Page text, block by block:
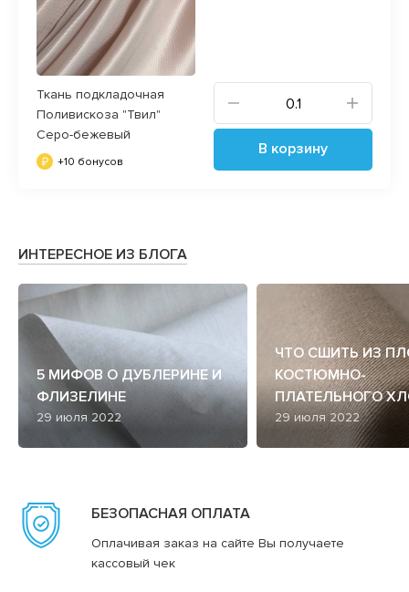
Ткань подкладочная
Поливискоза "Твил"
Серо-бежевый
+10 бонусов
В корзину
ИНТЕРЕСНОЕ ИЗ БЛОГА
5 МИФОВ О ДУБЛЕРИНЕ И
ФЛИЗЕЛИНЕ
29 июля 2022
ЧТО СШИТЬ ИЗ
КОСТЮМНО-
ПЛАТЕЛЬНОГО
29 июля 2022
БЕЗОПАСНАЯ ОПЛАТА
Оплачивая заказ на сайте Вы получаете
кассовый чек